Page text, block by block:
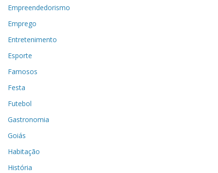
Empreendedorismo
Emprego
Entretenimento
Esporte
Famosos
Festa
Futebol
Gastronomia
Goiás
Habitação
História